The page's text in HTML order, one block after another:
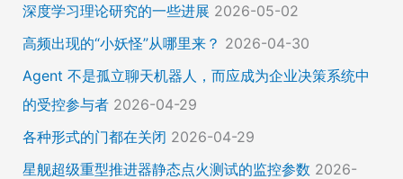
深度学习理论研究的一些进展 2026-05-02
高频出现的“小妖怪”从哪里来？ 2026-04-30
Agent 不是孤立聊天机器人，而应成为企业决策系统中
的受控参与者 2026-04-29
各种形式的门都在关闭 2026-04-29
星舰超级重型推进器静态点火测试的监控参数 2026-